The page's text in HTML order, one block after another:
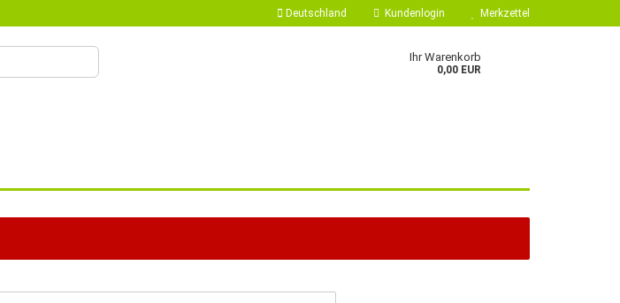
Deutschland
Lieferland
Kundenlogin
Konto erstellen
Merkzettel
Ihr Warenkorb
0,00 EUR